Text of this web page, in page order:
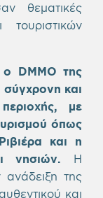
θεματικές
τουριστικών
ο DMMO της
σύγχρονη και
με
όπως
και η
νησιών. Η
ανάδειξη της
και